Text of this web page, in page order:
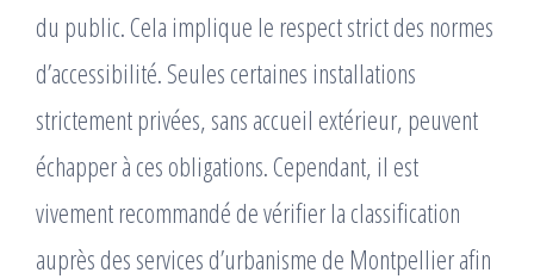
du public. Cela implique le respect strict des normes
d’accessibilité. Seules certaines installations
strictement privées, sans accueil extérieur, peuvent
échapper à ces obligations. Cependant, il est
vivement recommandé de vérifier la classification
auprès des services d’urbanisme de Montpellier afin